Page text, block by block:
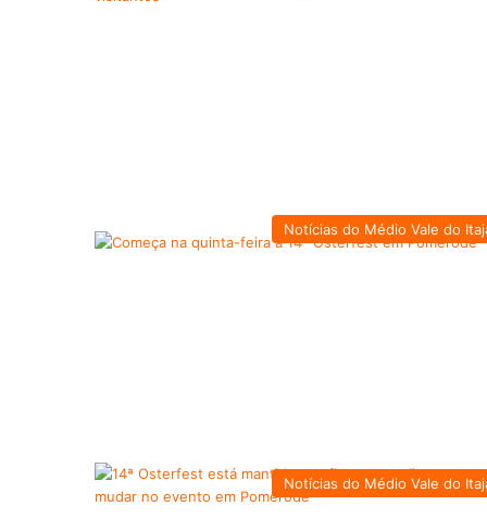
Notícias do Médio Vale do
Notícias do Médio Vale do